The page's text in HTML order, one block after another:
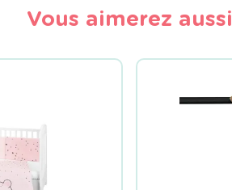
Vous aimerez aussi